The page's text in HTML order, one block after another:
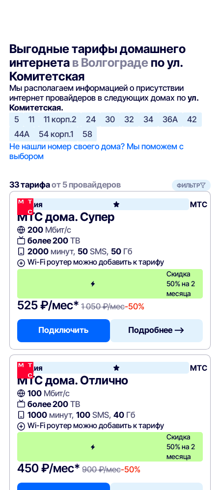
Выгодные тарифы домашнего
интернета в Волгограде по ул.
Комитетская
Мы располагаем информацией о присутствии
интернет провайдеров в следующих домах поул.
Комитетская.
5
11 11 корп.2 24 30 32 34 36А
42
44А
54 корп.1
58
Не нашли номер своего дома? Мы поможем с
выбором
33 тарифаот 5 провайдеров ФИЛЬТР
Акция МТС
МТС дома. Супер
200Мбит/с
более 200ТВ
2000минут, 50SMS, 50Гб
Wi-Fi роутер можно добавить к тарифу
Скидка
50% на 2
месяца
525 ₽/мес* 1 050 ₽/мес-50%
Подключить Подробнее —>
Акция МТС
МТС дома. Отлично
100Мбит/с
более 200ТВ
1000минут, 100SMS, 40Гб
Wi-Fi роутер можно добавить к тарифу
Скидка
50% на 2
месяца
450 ₽/мес* 900 ₽/мес-50%